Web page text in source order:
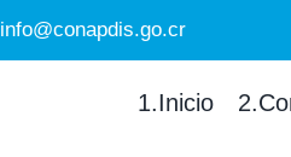
info@conapdis.go.cr
Search
for:
1.Inicio